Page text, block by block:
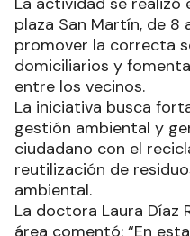
plaza San Martín, de 8
promover la correcta
domiciliarios y
entre los vecinos.
La iniciativa busca
gestión ambiental y
ciudadano con el
reutilización de
ambiental.
La doctora Laura Díaz
área comentó: “En